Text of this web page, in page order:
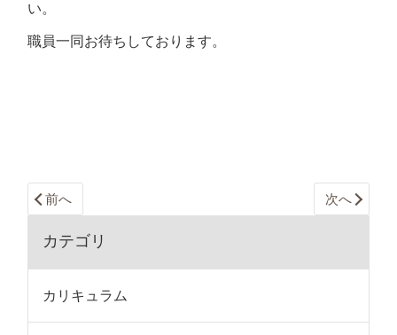
い。
職員一同お待ちしております。
前へ 次へ
カテゴリ
カリキュラム